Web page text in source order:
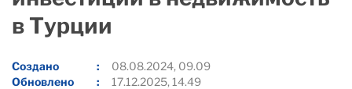
в Турции
Создано
08.08.2024, 09.09
Обновлено
17.12.2025, 14.49